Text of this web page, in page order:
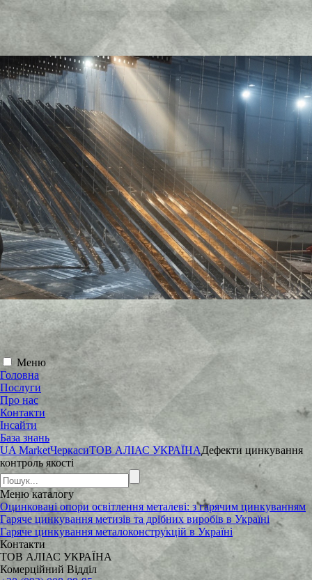
Меню
Головна
Послуги
Про нас
Контакти
Інсайти
База знань
UA MarketЧеркасиТОВ АЛІАС УКРАЇНАДефекти цинкування
контроль якості
Менюкаталогу
Оцинковані опори освітлення металеві: з гарячим цинкуванням
Гаряче цинкування метизів та дрібних виробів в Україні
Гаряче цинкування металоконструкцій в Україні
Контакти
ТОВ АЛІАС УКРАЇНА
Комерційний Відділ